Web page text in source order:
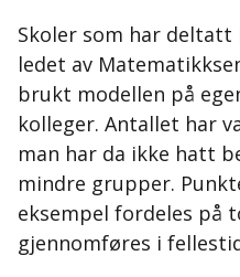
Skoler som har
ledet av
brukt modellen på
kolleger. Antallet har
man har da ikke hatt
mindre grupper.
eksempel fordeles på
gjennomføres i